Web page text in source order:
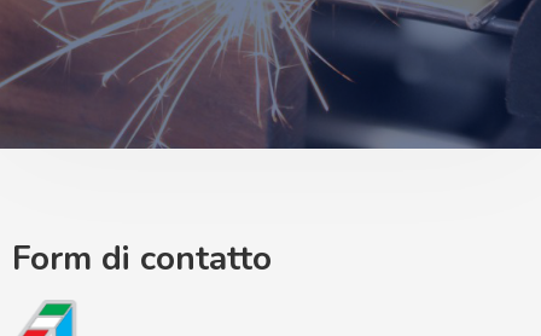
Form di contatto